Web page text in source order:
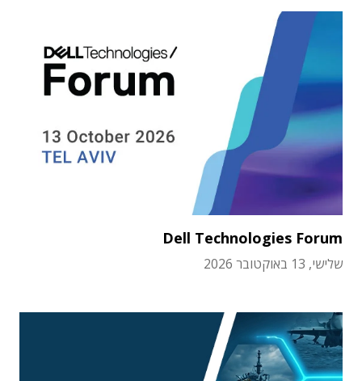
Dell Technologies Forum
שלישי, 13 באוקטובר 2026